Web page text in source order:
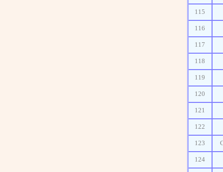
115
116
117
118
119
120
121
122
123
124